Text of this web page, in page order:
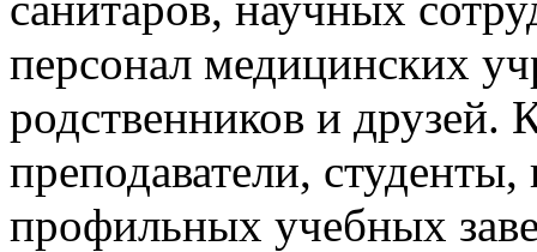
персонал медицинских
родственников и
преподаватели,
профильных учебных